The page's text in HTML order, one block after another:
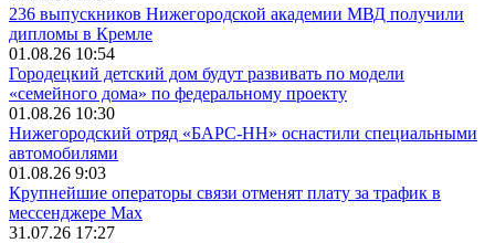
236 выпускников Нижегородской академии МВД получили
дипломы в Кремле
01.08.26 10:54
Городецкий детский дом будут развивать по модели
«семейного дома» по федеральному проекту
01.08.26 10:30
Нижегородский отряд «БАРС-НН» оснастили специальными
автомобилями
01.08.26 9:03
Крупнейшие операторы связи отменят плату за трафик в
мессенджере Max
31.07.26 17:27